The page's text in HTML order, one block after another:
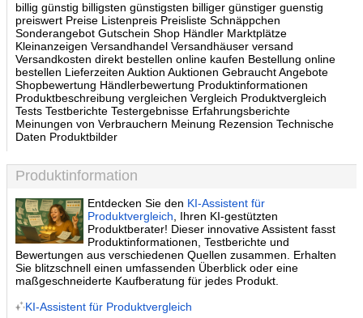
billig günstig billigsten günstigsten billiger günstiger guenstig
preiswert Preise Listenpreis Preisliste Schnäppchen
Sonderangebot Gutschein Shop Händler Marktplätze
Kleinanzeigen Versandhandel Versandhäuser versand
Versandkosten direkt bestellen online kaufen Bestellung online
bestellen Lieferzeiten Auktion Auktionen Gebraucht Angebote
Shopbewertung Händlerbewertung Produktinformationen
Produktbeschreibung vergleichen Vergleich Produktvergleich
Tests Testberichte Testergebnisse Erfahrungsberichte
Meinungen von Verbrauchern Meinung Rezension Technische
Daten Produktbilder
Produktinformation
Entdecken Sie den KI-Assistent für
Produktvergleich , Ihren KI-gestützten
Produktberater! Dieser innovative Assistent fasst
Produktinformationen, Testberichte und
Bewertungen aus verschiedenen Quellen zusammen. Erhalten
Sie blitzschnell einen umfassenden Überblick oder eine
maßgeschneiderte Kaufberatung für jedes Produkt.
KI-Assistent für Produktvergleich